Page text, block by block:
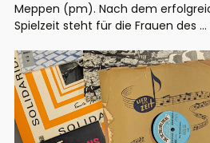
Meppen (pm). Nach dem
Spielzeit steht für die Frauen des ...